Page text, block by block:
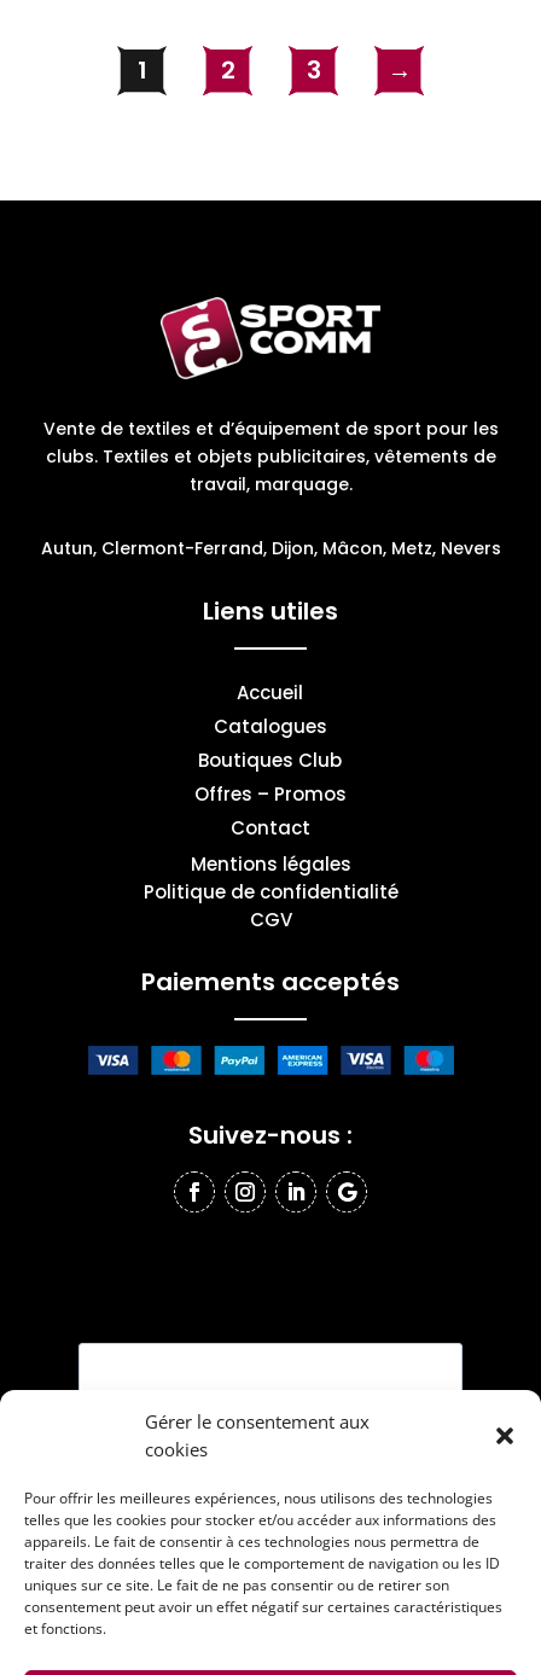
Gérer le consentement aux
cookies
Pour offrir les meilleures expériences, nous utilisons des technologies
telles que les cookies pour stocker et/ou accéder aux informations des
appareils. Le fait de consentir à ces technologies nous permettra de
traiter des données telles que le comportement de navigation ou les ID
uniques sur ce site. Le fait de ne pas consentir ou de retirer son
consentement peut avoir un effet négatif sur certaines caractéristiques
et fonctions.
1 2 3 →
Vente de textiles et d’équipement de sport pour les
clubs. Textiles et objets publicitaires, vêtements de
travail, marquage.
Autun, Clermont-Ferrand, Dijon, Mâcon, Metz, Nevers
Liens utiles
Accueil
Catalogues
Boutiques Club
Offres – Promos
Contact
Mentions légales
Politique de confidentialité
CGV
Paiements acceptés
Suivez-nous :